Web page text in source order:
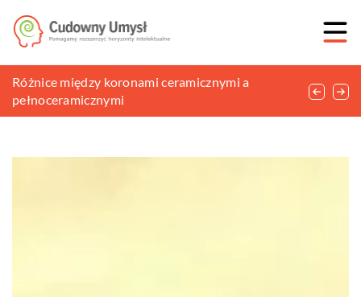
Jak dobierać obuwie do dyscypliny sportowej?
Różnice między koronami ceramicznymi a
pełnoceramicznymi
Jak skutecznie utrwalić fryzurę?